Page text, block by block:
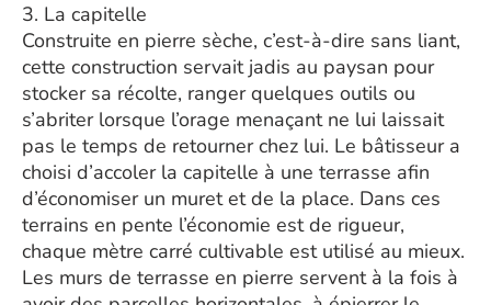
3. La capitelle
Construite en pierre sèche, c’est-à-dire sans liant,
cette construction servait jadis au paysan pour
stocker sa récolte, ranger quelques outils ou
s’abriter lorsque l’orage menaçant ne lui laissait
pas le temps de retourner chez lui. Le bâtisseur a
choisi d’accoler la capitelle à une terrasse afin
d’économiser un muret et de la place. Dans ces
terrains en pente l’économie est de rigueur,
chaque mètre carré cultivable est utilisé au mieux.
Les murs de terrasse en pierre servent à la fois à